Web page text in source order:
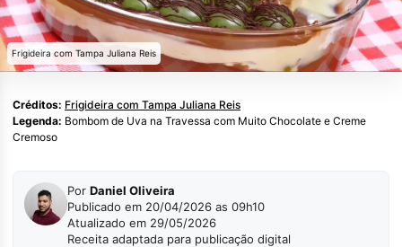
Frigideira com Tampa Juliana Reis
Créditos: Frigideira com Tampa Juliana Reis
Legenda: Bombom de Uva na Travessa com Muito Chocolate e Creme
Cremoso
Por Daniel Oliveira
Publicado em 20/04/2026 as 09h10
Atualizado em 29/05/2026
Receita adaptada para publicação digital